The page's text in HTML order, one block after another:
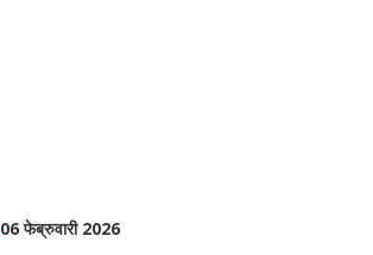
06 फेब्रुवारी 2026